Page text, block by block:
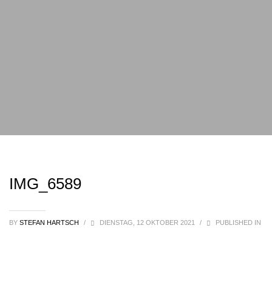
IMG_6589
BY STEFAN HARTSCH / DIENSTAG, 12 OKTOBER 2021 / PUBLISHED IN